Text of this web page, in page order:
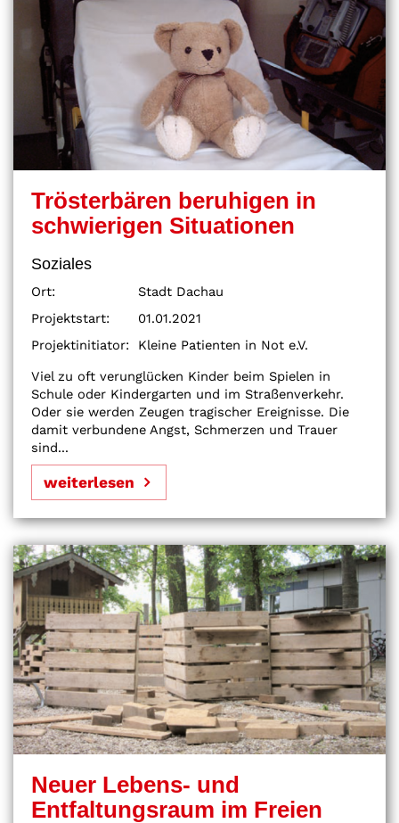
Trösterbären beruhigen in
schwierigen Situationen
Soziales
Ort:
Stadt Dachau
Projektstart:
01.01.2021
Projektinitiator:
Kleine Patienten in Not e.V.
Viel zu oft verunglücken Kinder beim Spielen in
Schule oder Kindergarten und im Straßenverkehr.
Oder sie werden Zeugen tragischer Ereignisse. Die
damit verbundene Angst, Schmerzen und Trauer
sind...
weiterlesen
Neuer Lebens- und
Entfaltungsraum im Freien